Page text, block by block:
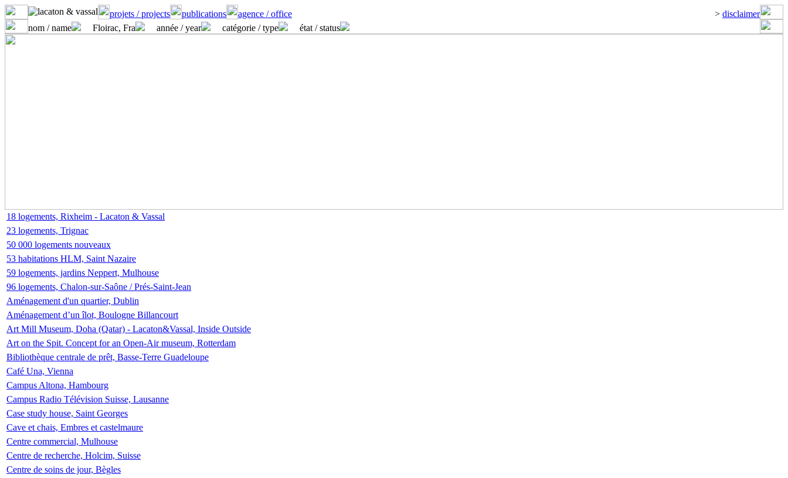
projets / projects publications agence / office > disclaimer
nom / name
Floirac, Fra année / year catégorie / type état / status
18 logements, Rixheim - Lacaton & Vassal
23 logements, Trignac
50 000 logements nouveaux
53 habitations HLM, Saint Nazaire
59 logements, jardins Neppert, Mulhouse
96 logements, Chalon-sur-Saône / Prés-Saint-Jean
Aménagement d'un quartier, Dublin
Aménagement d’un îlot, Boulogne Billancourt
Art Mill Museum, Doha (Qatar) - Lacaton&Vassal, Inside Outside
Art on the Spit. Concept for an Open-Air museum, Rotterdam
Bibliothèque centrale de prêt, Basse-Terre Guadeloupe
Café Una, Vienna
Campus Altona, Hambourg
Campus Radio Télévision Suisse, Lausanne
Case study house, Saint Georges
Cave et chais, Embres et castelmaure
Centre commercial, Mulhouse
Centre de recherche, Holcim, Suisse
Centre de soins de jour, Bègles